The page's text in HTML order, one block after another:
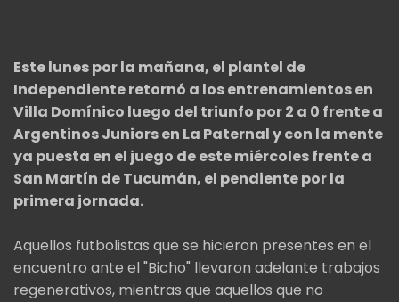
Este lunes por la mañana, el plantel de
Independiente retornó a los entrenamientos en
Villa Domínico luego del triunfo por 2 a 0 frente a
Argentinos Juniors en La Paternal y con la mente
ya puesta en el juego de este miércoles frente a
San Martín de Tucumán, el pendiente por la
primera jornada.
Aquellos futbolistas que se hicieron presentes en el
encuentro ante el "Bicho" llevaron adelante trabajos
regenerativos, mientras que aquellos que no